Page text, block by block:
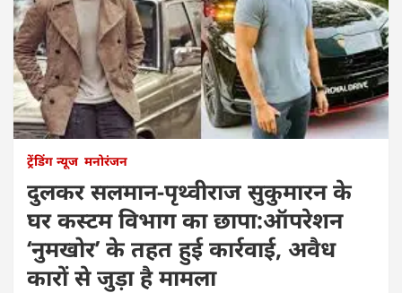
ट्रेंडिंग न्यूज मनोरंजन
दुलकर सलमान-पृथ्वीराज सुकुमारन के
घर कस्टम विभाग का छापा:ऑपरेशन
‘नुमखोर’ के तहत हुई कार्रवाई, अवैध
कारों से जुड़ा है मामला